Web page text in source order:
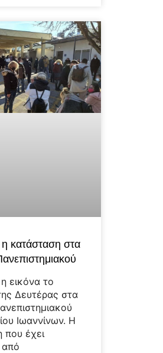
η κατάσταση στα
εικόνα το
Δευτέρας στα
Ιωαννίνων. Η
που έχει
από